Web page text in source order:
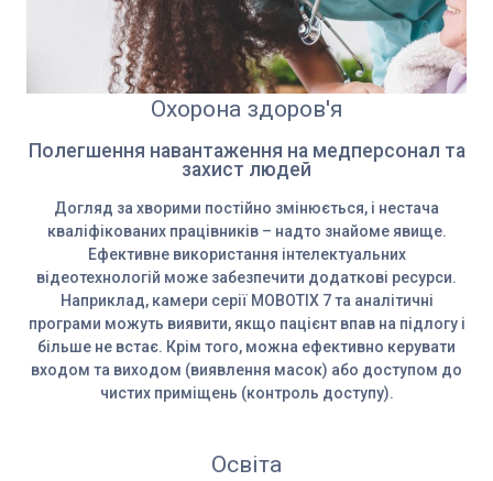
Охорона здоров'я
Полегшення навантаження на медперсонал та
захист людей
Догляд за хворими постійно змінюється, і нестача
кваліфікованих працівників – надто знайоме явище.
Ефективне використання інтелектуальних
відеотехнологій може забезпечити додаткові ресурси.
Наприклад, камери серії MOBOTIX 7 та аналітичні
програми можуть виявити, якщо пацієнт впав на підлогу і
більше не встає. Крім того, можна ефективно керувати
входом та виходом (виявлення масок) або доступом до
чистих приміщень (контроль доступу).
Освіта